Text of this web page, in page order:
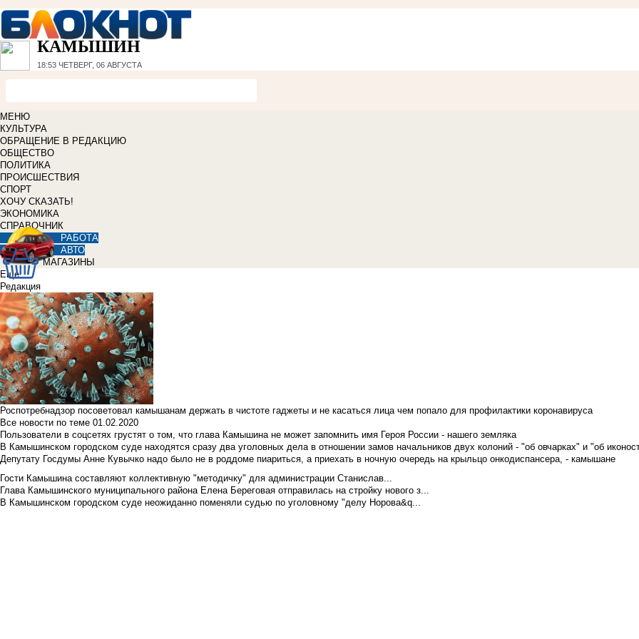
КАМЫШИН
18:53 ЧЕТВЕРГ, 06 АВГУСТА
МЕНЮ
КУЛЬТУРА
ОБРАЩЕНИЕ В РЕДАКЦИЮ
ОБЩЕСТВО
ПОЛИТИКА
ПРОИСШЕСТВИЯ
СПОРТ
ХОЧУ СКАЗАТЬ!
ЭКОНОМИКА
СПРАВОЧНИК
РАБОТА
АВТО
МАГАЗИНЫ
Еще
Редакция
Роспотребнадзор посоветовал камышанам держать в чистоте гаджеты и не касаться лица чем попало для профилактики коронавируса
Все новости по теме 01.02.2020
Пользователи в соцсетях грустят о том, что глава Камышина не может запомнить имя Героя России - нашего земляка
В Камышинском городском суде находятся сразу два уголовных дела в отношении замов начальников двух колоний - "об овчарках" и "об
Депутату Госдумы Анне Кувычко надо было не в роддоме пиариться, а приехать в ночную очередь на крыльцо онкодиспансера, - камышане
Гости Камышина составляют коллективную "методичку" для администрации Станислав...
Глава Камышинского муниципального района Елена Береговая отправилась на стройку нового з...
В Камышинском городском суде неожиданно поменяли судью по уголовному "делу Норова&q...